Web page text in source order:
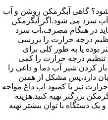
گاهی آبگرمکن روشن و آب
سرد می شود.اگر آبگرمکن
نباید در هنگام مصرف،آب سرد
درجه حرارت را بررسی
بوده یا به طور کلی برای
تنظیم درجه حرارت را کمی
کردن شیر آب دما و داغی را
دارد،پس مشکل از همین
نیز با کمبود اب داغ مواجه
بزرگتر تهیه کنید.هزینه
دستگاه با توان بیشتر تهیه